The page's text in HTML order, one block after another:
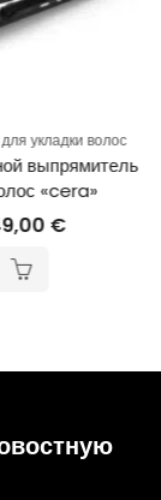
для укладки волос
фен
«iq2 perfetto»,
2000w